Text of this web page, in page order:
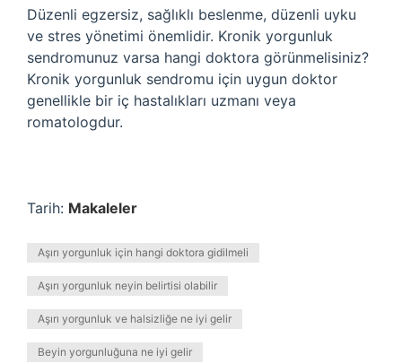
Düzenli egzersiz, sağlıklı beslenme, düzenli uyku
ve stres yönetimi önemlidir. Kronik yorgunluk
sendromunuz varsa hangi doktora görünmelisiniz?
Kronik yorgunluk sendromu için uygun doktor
genellikle bir iç hastalıkları uzmanı veya
romatologdur.
Tarih: Makaleler
Aşırı yorgunluk için hangi doktora gidilmeli
Aşırı yorgunluk neyin belirtisi olabilir
Aşırı yorgunluk ve halsizliğe ne iyi gelir
Beyin yorgunluğuna ne iyi gelir